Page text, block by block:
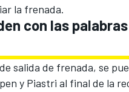
la frenada.
con las
salida de frenada, se
y Piastri al final de la